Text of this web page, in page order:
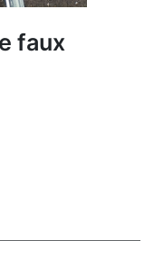
faux